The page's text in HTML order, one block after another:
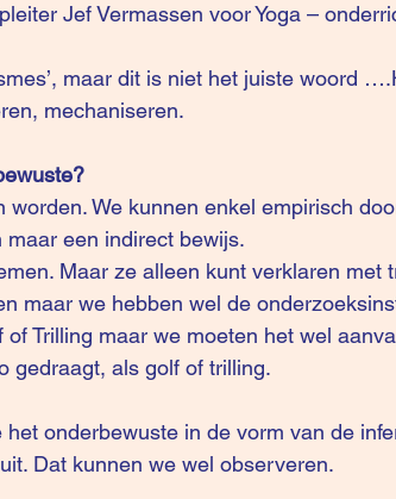
Jef Vermassen voor Yoga –
maar dit is niet het juiste woord
mechaniseren.
We kunnen enkel empirisch
een indirect bewijs.
Maar ze alleen kunt verklaren met
maar we hebben wel de
Trilling maar we moeten het wel
gedraagt, als golf of trilling.
onderbewuste in de vorm van de
Dat kunnen we wel observeren.